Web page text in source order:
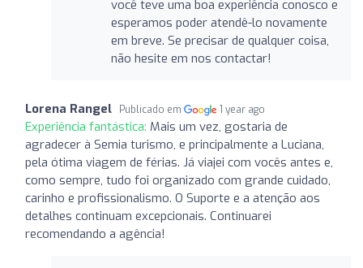
você teve uma boa experiência conosco e
esperamos poder atendê-lo novamente
em breve. Se precisar de qualquer coisa,
não hesite em nos contactar!
Lorena Rangel Publicado em 1 year ago
Experiência fantástica: Mais um vez, gostaria de
agradecer à Semia turismo, e principalmente a Luciana,
pela ótima viagem de férias. Já viajei com vocês antes e,
como sempre, tudo foi organizado com grande cuidado,
carinho e profissionalismo. O Suporte e a atenção aos
detalhes continuam excepcionais. Continuarei
recomendando a agência!